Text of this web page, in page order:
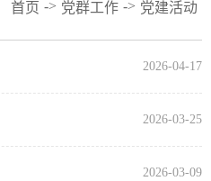
首页 -> 党群工作 -> 党建活动
2026-04-17
2026-03-25
2026-03-09